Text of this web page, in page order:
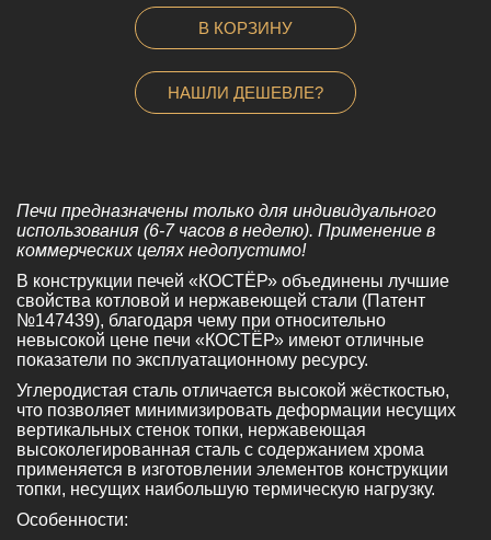
В КОРЗИНУ
НАШЛИ ДЕШЕВЛЕ?
Печи предназначены только для индивидуального
использования (6-7 часов в неделю). Применение в
коммерческих целях недопустимо!
В конструкции печей «КОСТЁР» объединены лучшие
свойства котловой и нержавеющей стали (Патент
№147439), благодаря чему при относительно
невысокой цене печи «КОСТЁР» имеют отличные
показатели по эксплуатационному ресурсу.
Углеродистая сталь отличается высокой жёсткостью,
что позволяет минимизировать деформации несущих
вертикальных стенок топки, нержавеющая
высоколегированная сталь с содержанием хрома
применяется в изготовлении элементов конструкции
топки, несущих наибольшую термическую нагрузку.
Особенности: